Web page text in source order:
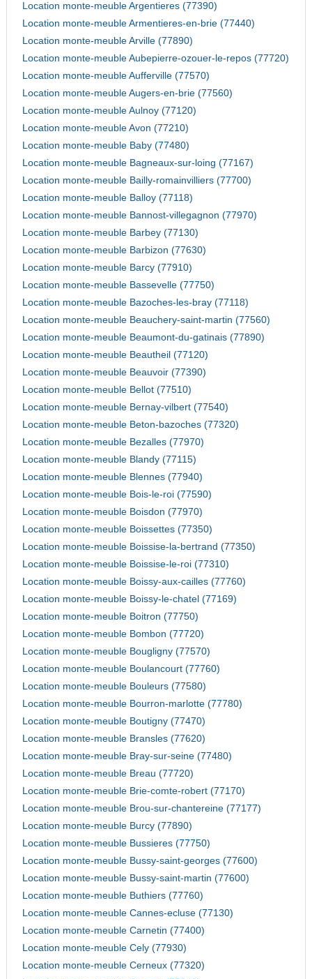
Location monte-meuble Argentieres (77390)
Location monte-meuble Armentieres-en-brie (77440)
Location monte-meuble Arville (77890)
Location monte-meuble Aubepierre-ozouer-le-repos (77720)
Location monte-meuble Aufferville (77570)
Location monte-meuble Augers-en-brie (77560)
Location monte-meuble Aulnoy (77120)
Location monte-meuble Avon (77210)
Location monte-meuble Baby (77480)
Location monte-meuble Bagneaux-sur-loing (77167)
Location monte-meuble Bailly-romainvilliers (77700)
Location monte-meuble Balloy (77118)
Location monte-meuble Bannost-villegagnon (77970)
Location monte-meuble Barbey (77130)
Location monte-meuble Barbizon (77630)
Location monte-meuble Barcy (77910)
Location monte-meuble Bassevelle (77750)
Location monte-meuble Bazoches-les-bray (77118)
Location monte-meuble Beauchery-saint-martin (77560)
Location monte-meuble Beaumont-du-gatinais (77890)
Location monte-meuble Beautheil (77120)
Location monte-meuble Beauvoir (77390)
Location monte-meuble Bellot (77510)
Location monte-meuble Bernay-vilbert (77540)
Location monte-meuble Beton-bazoches (77320)
Location monte-meuble Bezalles (77970)
Location monte-meuble Blandy (77115)
Location monte-meuble Blennes (77940)
Location monte-meuble Bois-le-roi (77590)
Location monte-meuble Boisdon (77970)
Location monte-meuble Boissettes (77350)
Location monte-meuble Boissise-la-bertrand (77350)
Location monte-meuble Boissise-le-roi (77310)
Location monte-meuble Boissy-aux-cailles (77760)
Location monte-meuble Boissy-le-chatel (77169)
Location monte-meuble Boitron (77750)
Location monte-meuble Bombon (77720)
Location monte-meuble Bougligny (77570)
Location monte-meuble Boulancourt (77760)
Location monte-meuble Bouleurs (77580)
Location monte-meuble Bourron-marlotte (77780)
Location monte-meuble Boutigny (77470)
Location monte-meuble Bransles (77620)
Location monte-meuble Bray-sur-seine (77480)
Location monte-meuble Breau (77720)
Location monte-meuble Brie-comte-robert (77170)
Location monte-meuble Brou-sur-chantereine (77177)
Location monte-meuble Burcy (77890)
Location monte-meuble Bussieres (77750)
Location monte-meuble Bussy-saint-georges (77600)
Location monte-meuble Bussy-saint-martin (77600)
Location monte-meuble Buthiers (77760)
Location monte-meuble Cannes-ecluse (77130)
Location monte-meuble Carnetin (77400)
Location monte-meuble Cely (77930)
Location monte-meuble Cerneux (77320)